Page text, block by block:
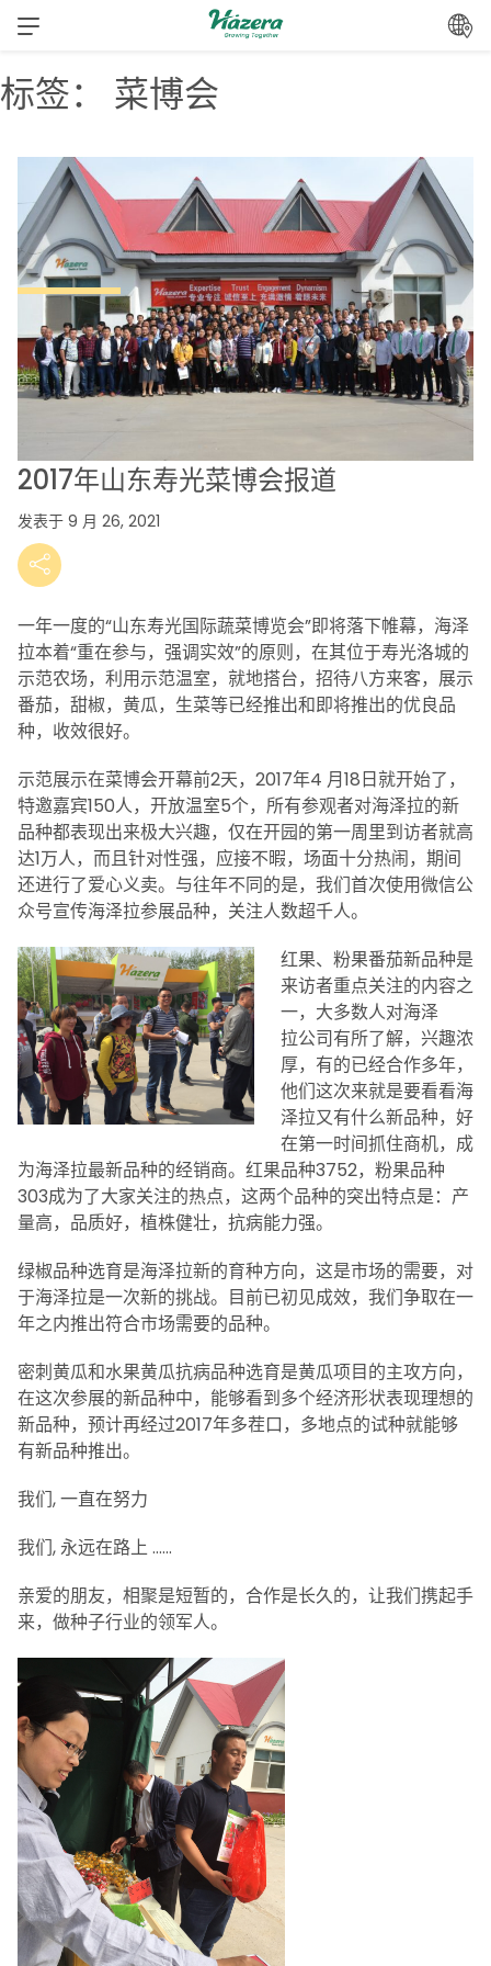
内
容
标签： 菜博会
2017年山东寿光菜博会报道
发表于 9 月 26, 2021
一年一度的“山东寿光国际蔬菜博览会”即将落下帷幕，海泽
拉本着“重在参与，强调实效”的原则，在其位于寿光洛城的
示范农场，利用示范温室，就地搭台，招待八方来客，展示
番茄，甜椒，黄瓜，生菜等已经推出和即将推出的优良品
种，收效很好。
示范展示在菜博会开幕前2天，2017年4 月18日就开始了，
特邀嘉宾150人，开放温室5个，所有参观者对海泽拉的新
品种都表现出来极大兴趣，仅在开园的第一周里到访者就高
达1万人，而且针对性强，应接不暇，场面十分热闹，期间
还进行了爱心义卖。与往年不同的是，我们首次使用微信公
众号宣传海泽拉参展品种，关注人数超千人。
红果、粉果番茄新品种是
来访者重点关注的内容之
一，大多数人对海泽
拉公司有所了解，兴趣浓
厚，有的已经合作多年，
他们这次来就是要看看海
泽拉又有什么新品种，好
在第一时间抓住商机，成
为海泽拉最新品种的经销商。红果品种3752，粉果品种
303成为了大家关注的热点，这两个品种的突出特点是：产
量高，品质好，植株健壮，抗病能力强。
绿椒品种选育是海泽拉新的育种方向，这是市场的需要，对
于海泽拉是一次新的挑战。目前已初见成效，我们争取在一
年之内推出符合市场需要的品种。
密刺黄瓜和水果黄瓜抗病品种选育是黄瓜项目的主攻方向，
在这次参展的新品种中，能够看到多个经济形状表现理想的
新品种，预计再经过2017年多茬口，多地点的试种就能够
有新品种推出。
我们, 一直在努力
我们, 永远在路上 ……
亲爱的朋友，相聚是短暂的，合作是长久的，让我们携起手
来，做种子行业的领军人。